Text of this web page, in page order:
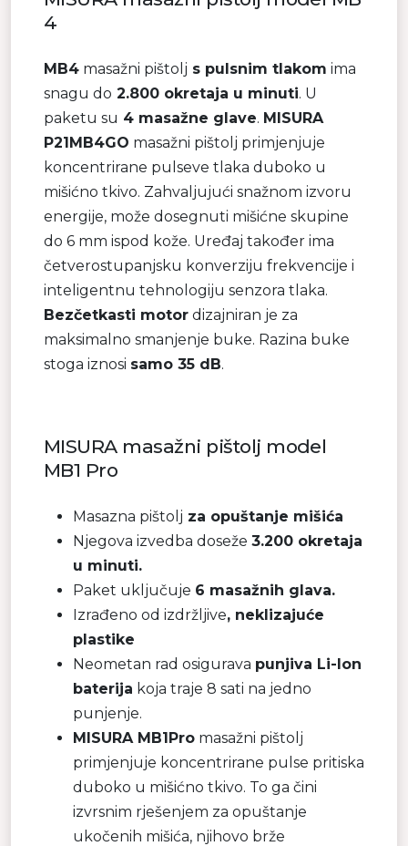
4
MB4 masažni pištolj s pulsnim tlakom ima
snagu do 2.800 okretaja u minuti. U
paketu su 4 masažne glave. MISURA
P21MB4GO masažni pištolj primjenjuje
koncentrirane pulseve tlaka duboko u
mišićno tkivo. Zahvaljujući snažnom izvoru
energije, može dosegnuti mišićne skupine
do 6 mm ispod kože. Uređaj također ima
četverostupanjsku konverziju frekvencije i
inteligentnu tehnologiju senzora tlaka.
Bezčetkasti motor dizajniran je za
maksimalno smanjenje buke. Razina buke
stoga iznosi samo 35 dB.
MISURA masažni pištolj model
MB1 Pro
Masazna pištolj za opuštanje mišića
Njegova izvedba doseže 3.200 okretaja
u minuti.
Paket uključuje 6 masažnih glava.
Izrađeno od izdržljive, neklizajuće
plastike
Neometan rad osigurava punjiva Li-Ion
baterija koja traje 8 sati na jedno
punjenje.
MISURA MB1Pro masažni pištolj
primjenjuje koncentrirane pulse pritiska
duboko u mišićno tkivo. To ga čini
izvrsnim rješenjem za opuštanje
ukočenih mišića, njihovo brže